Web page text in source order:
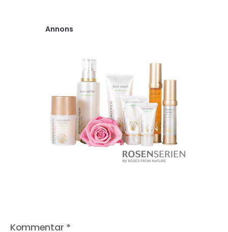
Annons
Kommentar *